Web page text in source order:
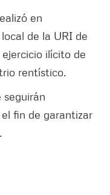
en
de la URI de
ilícito de
rentístico.
seguirán
fin de garantizar